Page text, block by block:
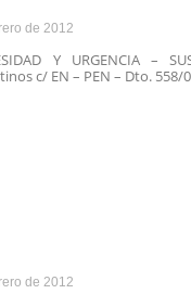
de 2012
Y URGENCIA –
c/ EN – PEN – Dto. 558/
de 2012